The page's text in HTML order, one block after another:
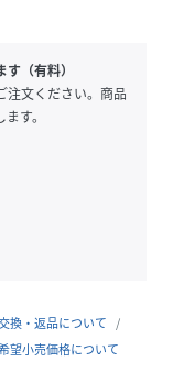
パイアされた商品
の自然豊かな景色
、居心地の良い暮
など、SKAGEN
ンスピレーション
、実際の商品と
（有料）
注文ください。商品
す。
換・返品について
望小売価格について